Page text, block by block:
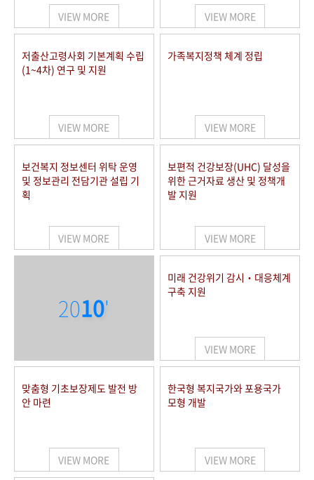
VIEW MORE VIEW MORE
저출산고령사회 기본계획 수립
(1~4차) 연구 및 지원
VIEW MORE
가족복지정책 체계 정립
VIEW MORE
보건복지 정보센터 위탁 운영
및 정보관리 전담기관 설립 기
획
VIEW MORE
보편적 건강보장(UHC) 달성을
위한 근거자료 생산 및 정책개
발 지원
VIEW MORE
2010'
미래 건강위기 감시‧대응체계
구축 지원
VIEW MORE
맞춤형 기초보장제도 발전 방
안 마련
VIEW MORE
한국형 복지국가와 포용국가
모형 개발
VIEW MORE